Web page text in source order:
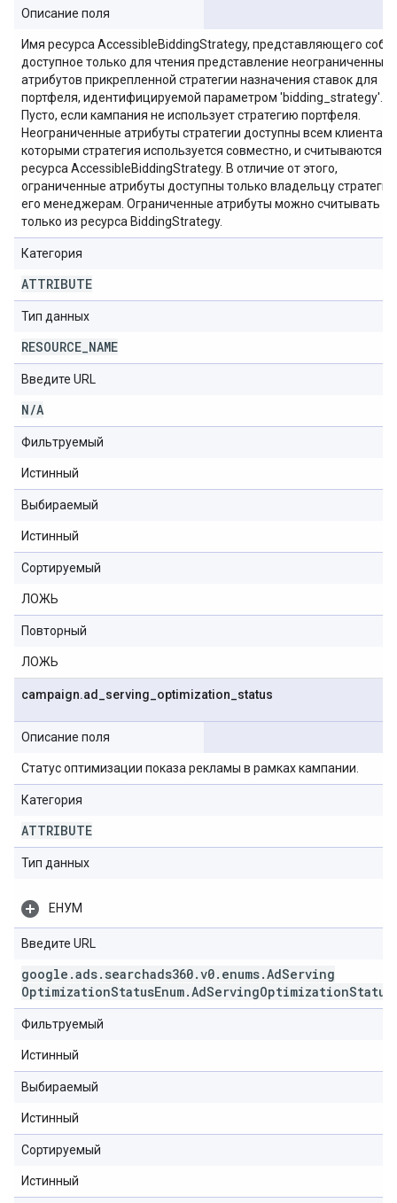
Описание поля
Имя ресурса AccessibleBiddingStrategy, представляющего
доступное только для чтения представление неограниченных
атрибутов прикрепленной стратегии назначения ставок для
портфеля, идентифицируемой параметром 'bidding_strategy'.
Пусто, если кампания не использует стратегию портфеля.
Неограниченные атрибуты стратегии доступны всем клиентам,
которыми стратегия используется совместно, и считываются из
ресурса AccessibleBiddingStrategy. В отличие от этого,
ограниченные атрибуты доступны только владельцу
его менеджерам. Ограниченные атрибуты можно считывать
только из ресурса BiddingStrategy.
Категория
ATTRIBUTE
Тип данных
RESOURCE NAME
Введите URL
N/A
Фильтруемый
Истинный
Выбираемый
Истинный
Сортируемый
ЛОЖЬ
Повторный
ЛОЖЬ
campaign.ad serving optimization status
Описание поля
Статус оптимизации показа рекламы в рамках кампании.
Категория
ATTRIBUTE
Тип данных
ЕНУМ
Введите URL
google .ads. searchads360.v0. enums.AdServing
OptimizationStatusEnum.AdServingOptimizationStatus
Фильтруемый
Истинный
Выбираемый
Истинный
Сортируемый
Истинный